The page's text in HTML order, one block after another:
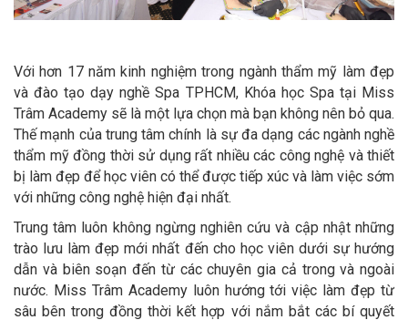
Với hơn 17 năm kinh nghiệm trong ngành thẩm mỹ làm đẹp
và đào tạo dạy nghề Spa TPHCM, Khóa học Spa tại Miss
Trâm Academy sẽ là một lựa chọn mà bạn không nên bỏ qua.
Thế mạnh của trung tâm chính là sự đa dạng các ngành nghề
thẩm mỹ đồng thời sử dụng rất nhiều các công nghệ và thiết
bị làm đẹp để học viên có thể được tiếp xúc và làm việc sớm
với những công nghệ hiện đại nhất.
Trung tâm luôn không ngừng nghiên cứu và cập nhật những
trào lưu làm đẹp mới nhất đến cho học viên dưới sự hướng
dẫn và biên soạn đến từ các chuyên gia cả trong và ngoài
nước. Miss Trâm Academy luôn hướng tới việc làm đẹp từ
sâu bên trong đồng thời kết hợp với nắm bắt các bí quyết